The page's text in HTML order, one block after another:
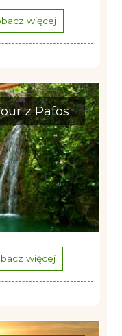
więcej
z Pafos
więcej